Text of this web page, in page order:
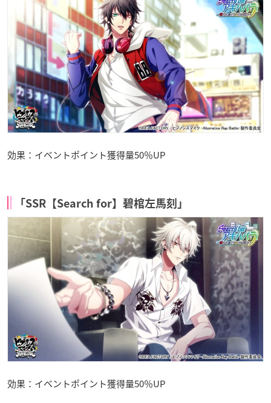
効果：イベントポイント獲得量50％UP
「SSR【Search for】碧棺左馬刻」
効果：イベントポイント獲得量50％UP